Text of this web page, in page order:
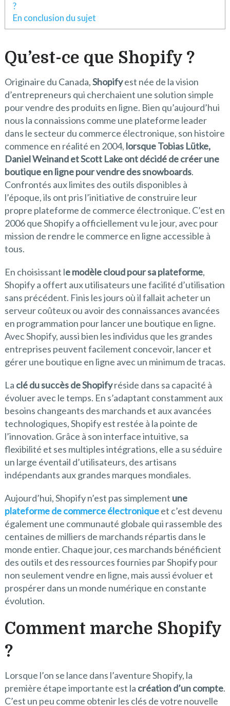
?
En conclusion du sujet
Qu’est-ce que Shopify ?
Originaire du Canada,Shopifyest née de la vision
d’entrepreneurs qui cherchaient une solution simple
pour vendre des produits en ligne. Bien qu’aujourd’hui
nous la connaissions comme une plateforme leader
dans le secteur du commerce électronique, son histoire
commence en réalité en 2004, lorsque Tobias Lütke,
Daniel Weinand et Scott Lake ont décidé de créer une
boutique en ligne pour vendre des snowboards.
Confrontés aux limites des outils disponibles à
l’époque, ils ont pris l’initiative de construire leur
propre plateforme de commerce électronique. C’est en
2006 que Shopify a officiellement vu le jour, avec pour
mission de rendre le commerce en ligne accessible à
tous.
En choisissant le modèle cloud pour sa plateforme,
Shopify a offert aux utilisateurs une facilité d’utilisation
sans précédent. Finis les jours où il fallait acheter un
serveur coûteux ou avoir des connaissances avancées
en programmation pour lancer une boutique en ligne.
Avec Shopify, aussi bien les individus que les grandes
entreprises peuvent facilement concevoir, lancer et
gérer une boutique en ligne avec un minimum de tracas.
La clé du succès de Shopifyréside dans sa capacité à
évoluer avec le temps. En s’adaptant constamment aux
besoins changeants des marchands et aux avancées
technologiques, Shopify est restée à la pointe de
l’innovation. Grâce à son interface intuitive, sa
flexibilité et ses multiples intégrations, elle a su séduire
un large éventail d’utilisateurs, des artisans
indépendants aux grandes marques mondiales.
Aujourd’hui, Shopify n’est pas simplement une
plateforme de commerce électroniqueet c’est devenu
également une communauté globale qui rassemble des
centaines de milliers de marchands répartis dans le
monde entier. Chaque jour, ces marchands bénéficient
des outils et des ressources fournies par Shopify pour
non seulement vendre en ligne, mais aussi évoluer et
prospérer dans un monde numérique en constante
évolution.
Comment marche Shopify
?
Lorsque l’on se lance dans l’aventure Shopify, la
première étape importante est la création d’un compte.
C’est un peu comme obtenir les clés de votre nouvelle